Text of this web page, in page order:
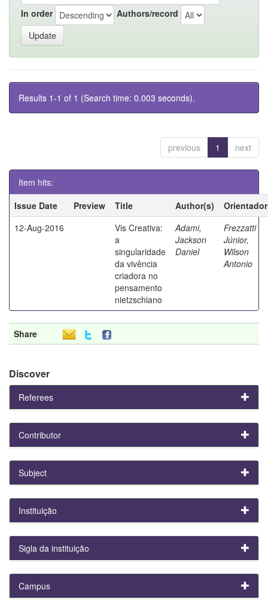
In order Authors/record
Results 1-1 of 1 (Search time: 0.003 seconds).
previous 1 next
Item hits:
Issue Date
Preview Title Author(s)
Orientador
12-Aug-2016
Vis Creativa:
a
singularidade
da vivência
criadora no
pensamento
nietzschiano
Adami,
Jackson
Daniel
Frezzatti
Júnior,
Wilson
Antonio
Share
Discover
Referees
Contributor
Subject
Instituição
Sigla da instituição
Campus